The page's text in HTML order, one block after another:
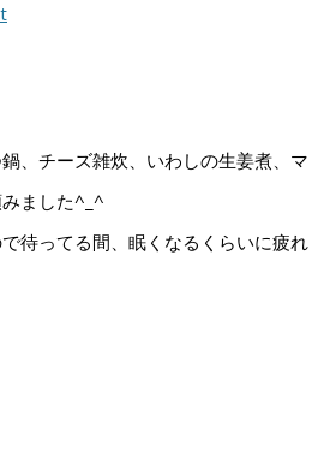
、チーズ雑炊、いわしの生姜煮、マ
ました^_^
待ってる間、眠くなるくらいに疲れ